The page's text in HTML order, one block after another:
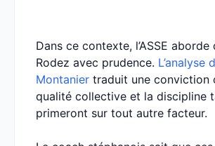
Dans ce contexte, l’ASSE aborde
Rodez avec prudence. L’analyse
Montanier traduit une conviction
qualité collective et la discipline
primeront sur tout autre facteur.